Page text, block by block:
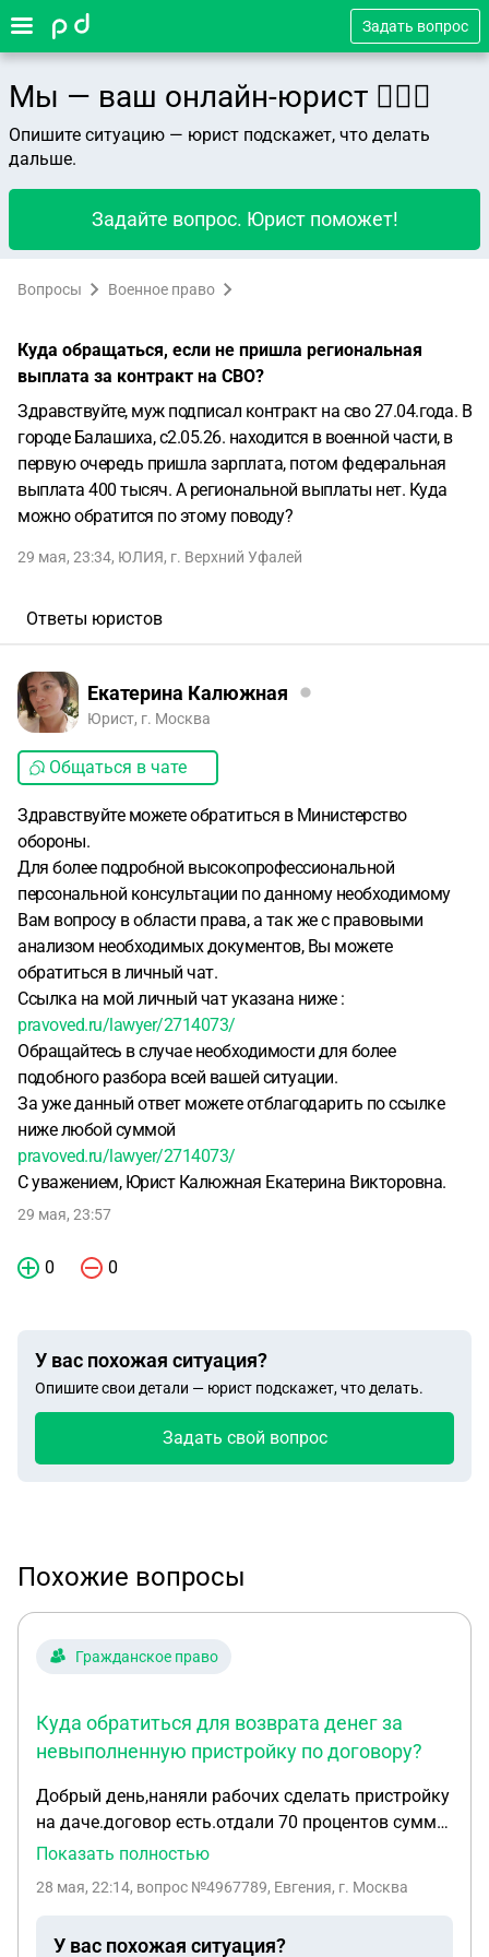
Задать вопрос
Мы — ваш онлайн-юрист 👨🏻‍⚖️
Опишите ситуацию — юрист подскажет, что делать
дальше.
Задайте вопрос. Юрист поможет!
Вопросы Военное право
Куда обращаться, если не пришла региональная
выплата за контракт на СВО?
Здравствуйте, муж подписал контракт на сво 27.04.года. В
городе Балашиха, с2.05.26. находится в военной части, в
первую очередь пришла зарплата, потом федеральная
выплата 400 тысяч. А региональной выплаты нет. Куда
можно обратится по этому поводу?
29 мая, 23:34, ЮЛИЯ, г. Верхний Уфалей
Ответы юристов
Екатерина Калюжная
Юрист, г. Москва
Общаться в чате
Здравствуйте можете обратиться в Министерство
обороны.
Для более подробной высокопрофессиональной
персональной консультации по данному необходимому
Вам вопросу в области права, а так же с правовыми
анализом необходимых документов, Вы можете
обратиться в личный чат.
Ссылка на мой личный чат указана ниже :
pravoved.ru/lawyer/2714073/
Обращайтесь в случае необходимости для более
подобного разбора всей вашей ситуации.
За уже данный ответ можете отблагодарить по ссылке
ниже любой суммой
pravoved.ru/lawyer/2714073/
С уважением, Юрист Калюжная Екатерина Викторовна.
29 мая, 23:57
0 0
У вас похожая ситуация?
Опишите свои детали — юрист подскажет, что делать.
Задать свой вопрос
Похожие вопросы
Гражданское право
Куда обратиться для возврата денег за
невыполненную пристройку по договору?
Добрый день,наняли рабочих сделать пристройку
на даче.договор есть.отдали 70 процентов суммы
наличкой и переводом.кормят завтраками.срок
обратиться,чтобы вернуть деньги? Завезен
Показать полностью
28 мая, 22:14, вопрос №4967789, Евгения, г. Москва
У вас похожая ситуация?